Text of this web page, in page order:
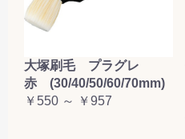
大塚刷毛 プラグレ
赤 (30/40/50/60/70mm)
￥550 ～ ￥957